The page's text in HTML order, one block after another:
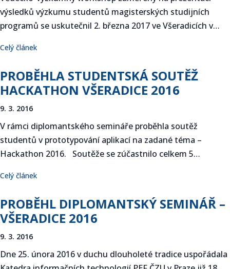
výsledků výzkumu studentů magisterských studijních
programů se uskutečnil 2. března 2017 ve Všeradicích v…
Celý článek
PROBĚHLA STUDENTSKÁ SOUTĚŽ
HACKATHON VŠERADICE 2016
9. 3. 2016
V rámci diplomantského semináře proběhla soutěž
studentů v prototypování aplikací na zadané téma –
Hackathon 2016. Soutěže se zúčastnilo celkem 5…
Celý článek
PROBĚHL DIPLOMANTSKÝ SEMINÁŘ –
VŠERADICE 2016
9. 3. 2016
Dne 25. února 2016 v duchu dlouholeté tradice uspořádala